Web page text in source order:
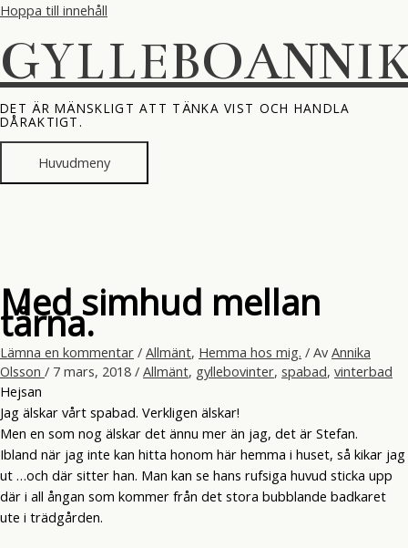
Hoppa till innehåll
DET ÄR MÄNSKLIGT ATT TÄNKA VIST OCH HANDLA
DÅRAKTIGT.
Huvudmeny
Med simhud mellan
tårna.
Lämna en kommentar / Allmänt, Hemma hos mig. / Av Annika
Olsson / 7 mars, 2018 / Allmänt, gyllebovinter, spabad, vinterbad
Hejsan
Jag älskar vårt spabad. Verkligen älskar!
Men en som nog älskar det ännu mer än jag, det är Stefan.
Ibland när jag inte kan hitta honom här hemma i huset, så kikar jag
ut …och där sitter han. Man kan se hans rufsiga huvud sticka upp
där i all ångan som kommer från det stora bubblande badkaret
ute i trädgården.